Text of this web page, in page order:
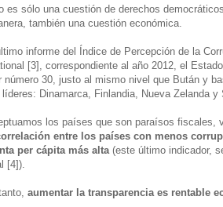
es sólo una cuestión de derechos
también una cuestión económica.
informe del Índice de Percepción de la
[3], correspondiente al año 2012, el
número 30, justo al mismo nivel que Bután y
Dinamarca, Finlandia, Nueva Zelanda y
los países que son paraísos fiscales,
entre los países con menos
per cápita más alta(este último indicador,
[4]).
aumentar la transparencia es rentable